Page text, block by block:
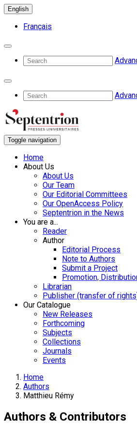
English
Français
Toggle navigation
Home
About Us
About Us
Our Team
Our Editorial Committees
Our OpenAccess Policy
Septentrion in the News
You are a...
Reader
Author
Editorial Process
Note to Authors
Submit a Project
Promotion,
Librarian
Publisher (transfer of
Our Catalogue
New Releases
Forthcoming
Subjects
Collections
Journals
Events
Home
Authors
Matthieu Rémy
Authors & Contributors